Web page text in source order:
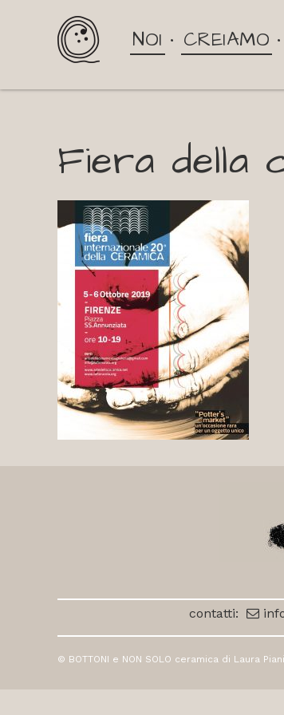
NOI CREIAMO
Fiera della
contatti:
© BOTTONI e NON SOLO ceramica di Laura